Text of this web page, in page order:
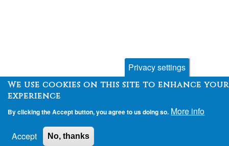
Privacy settings
We use cookies on this site to enhance
experience
By clicking the Accept button, you agree to us doing so. More info
Accept No, thanks